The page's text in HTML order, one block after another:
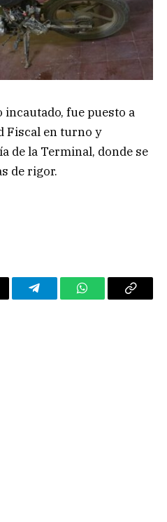
fue puesto a
Fiscal en turno y
de la Terminal, donde se
de rigor.
TelegramWhatsAppCopy